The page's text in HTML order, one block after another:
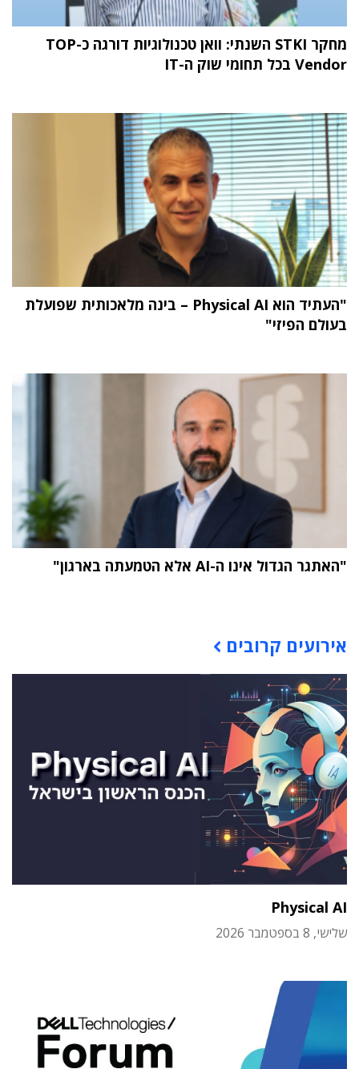
מחקר STKI השנתי: וואן טכנולוגיות דורגה כ-TOP
Vendor בכל תחומי שוק ה-IT
"העתיד הוא Physical AI – בינה מלאכותית שפועלת
בעולם הפיזי"
"האתגר הגדול אינו ה-AI אלא הטמעתה בארגון"
אירועים קרובים
Physical AI
שלישי, 8 בספטמבר 2026